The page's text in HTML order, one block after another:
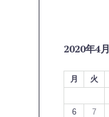
2020年4月
月 火
6
7